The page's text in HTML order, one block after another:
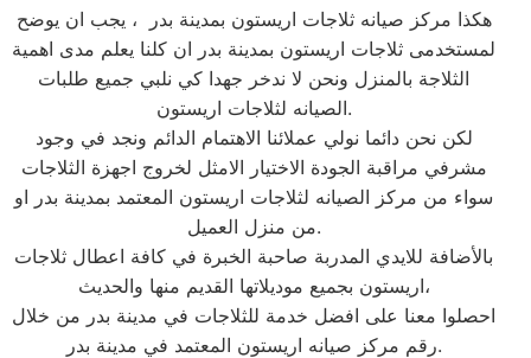
هكذا مركز صيانه ثلاجات اريستون بمدينة بدر ، يجب ان يوضح
لمستخدمى ثلاجات اريستون بمدينة بدر ان كلنا يعلم مدى اهمية
الثلاجة بالمنزل ونحن لا ندخر جهدا كي نلبي جميع طلبات
الصيانه لثلاجات اريستون.
لكن نحن دائما نولي عملائنا الاهتمام الدائم ونجد في وجود
مشرفي مراقبة الجودة الاختيار الامثل لخروج اجهزة الثلاجات
سواء من مركز الصيانه لثلاجات اريستون المعتمد بمدينة بدر او
من منزل العميل.
بالأضافة للايدي المدربة صاحبة الخبرة في كافة اعطال ثلاجات
اريستون بجميع موديلاتها القديم منها والحديث،
احصلوا معنا على افضل خدمة للثلاجات في مدينة بدر من خلال
رقم مركز صيانه اريستون المعتمد في مدينة بدر.